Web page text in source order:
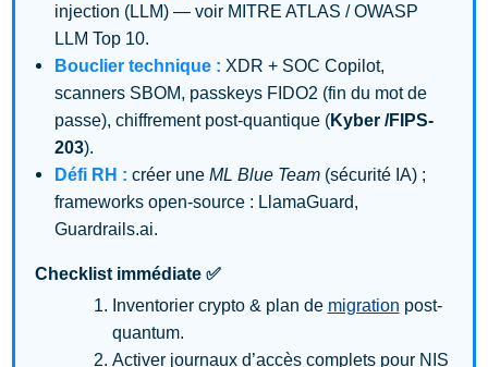
injection (LLM) — voir MITRE ATLAS / OWASP
LLM Top 10.
Bouclier technique : XDR + SOC Copilot,
scanners SBOM, passkeys FIDO2 (fin du mot de
passe), chiffrement post-quantique (Kyber /FIPS-
203).
Défi RH : créer une ML Blue Team(sécurité IA) ;
frameworks open-source : LlamaGuard,
Guardrails.ai.
Checklist immédiate ✅
Inventorier crypto & plan de migration post-
quantum.
Activer journaux d’accès complets pour NIS